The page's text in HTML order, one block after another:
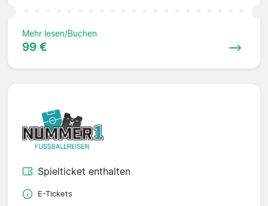
Mehr lesen/Buchen
99 €
Spielticket enthalten
E-Tickets